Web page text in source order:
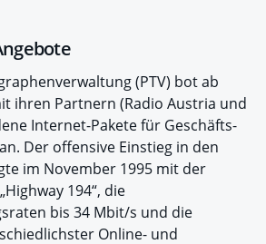
(PTV) bot ab
ihren Partnern (Radio Austria und
Internet-Pakete für Geschäfts-
Der offensive Einstieg in den
im November 1995 mit der
194“, die
bis 34 Mbit/s und die
Online- und